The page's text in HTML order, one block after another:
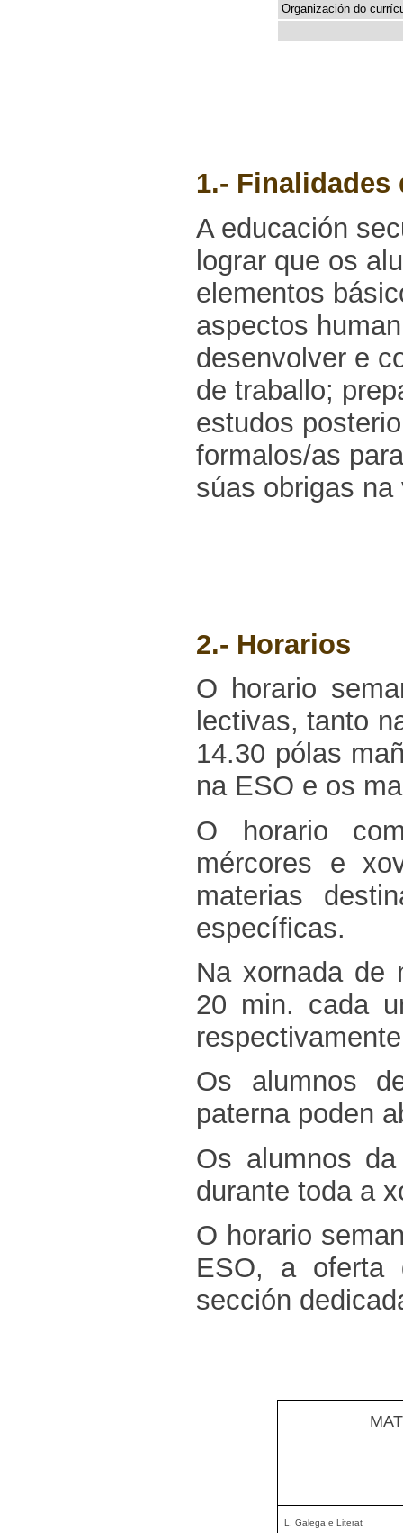
Organización do
1.- Finalidades
A educación
lograr que os
elementos
aspectos
desenvolver e
de traballo;
estudos
formalos/as
súas obrigas
2.- Horarios
O horario
lectivas, tanto
14.30 pólas
na ESO e os
O horario
mércores e
materias
específicas.
Na xornada de
20 min. cada
Os alumnos
paterna poden
Os alumnos
durante toda a
O horario
ESO, a oferta
sección
L. Galega e Literat